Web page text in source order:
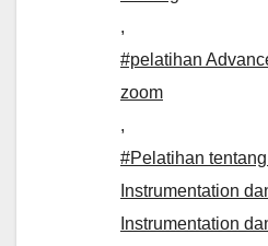
,
#pelatihan
zoom
,
#Pelatihan
Instrumentation
Instrumentation